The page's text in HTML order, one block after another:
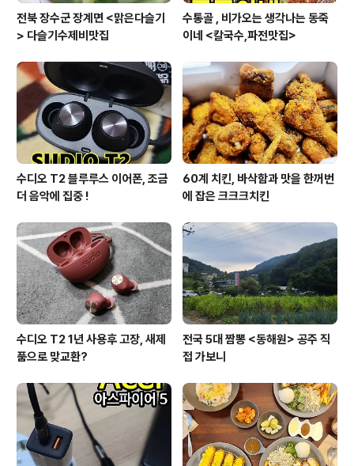
전북 장수군 장계면 <맑은다슬기
> 다슬기수제비맛집
수통골 , 비가오는 생각나는 동죽
이네 <칼국수,파전맛집>
수디오 T2 블루루스 이어폰, 조금
더 음악에 집중 !
60계 치킨, 바삭함과 맛을 한꺼번
에 잡은 크크크치킨
수디오 T2 1년 사용후 고장, 새제
품으로 맞교환?
전국 5대 짬뽕 <동해원> 공주 직
접 가보니